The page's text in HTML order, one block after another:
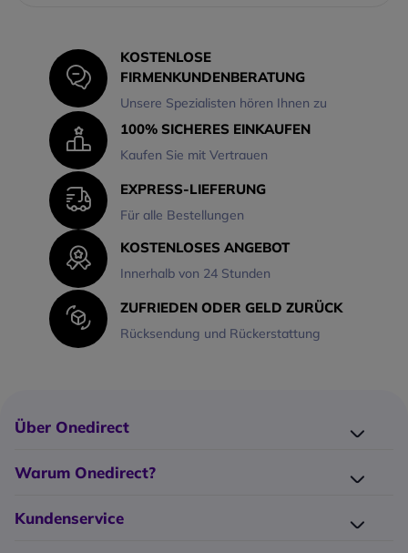
KOSTENLOSE
FIRMENKUNDENBERATUNG
Unsere Spezialisten hören Ihnen zu
100% SICHERES EINKAUFEN
Kaufen Sie mit Vertrauen
EXPRESS-LIEFERUNG
Für alle Bestellungen
KOSTENLOSES ANGEBOT
Innerhalb von 24 Stunden
ZUFRIEDEN ODER GELD ZURÜCK
Rücksendung und Rückerstattung
Über Onedirect
Unsere Hersteller
Warum Onedirect?
Kundenservice